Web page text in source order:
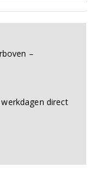
–
direct